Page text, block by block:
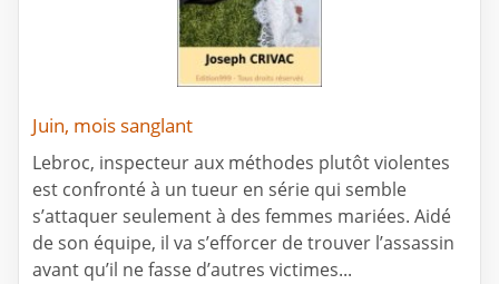
Juin, mois sanglant
Lebroc, inspecteur aux méthodes plutôt violentes
est confronté à un tueur en série qui semble
s’attaquer seulement à des femmes mariées. Aidé
de son équipe, il va s’efforcer de trouver l’assassin
avant qu’il ne fasse d’autres victimes...